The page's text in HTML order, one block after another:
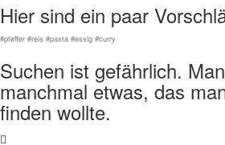
Hier sind ein paar
#pfeffer #reis #pasta #essig #curry
Suchen ist gefährlich.
manchmal etwas, das
finden wollte.